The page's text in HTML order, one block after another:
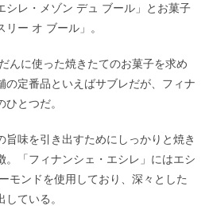
シレ・メゾン デュ ブール」とお菓子
ー オ ブール」。
んに使った焼きたてのお菓子を求め
の定番品といえばサブレだが、フィナ
とつだ。
旨味を引き出すためにしっかりと焼き
。「フィナンシェ・エシレ」にはエシ
モンドを使用しており、深々とした
ている。